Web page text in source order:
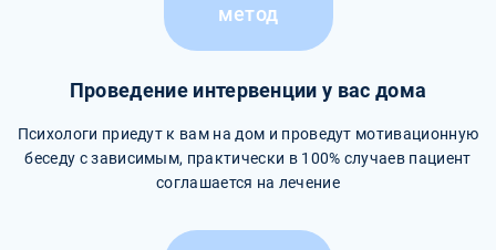
метод
Проведение интервенции у вас дома
Психологи приедут к вам на дом и проведут мотивационную
беседу с зависимым, практически в 100% случаев пациент
соглашается на лечение